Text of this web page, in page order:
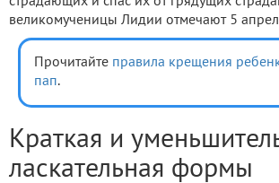
великомученицы Лидии отмечают 5
Прочитайте правила крещения
пап.
Краткая и
ласкательная формы